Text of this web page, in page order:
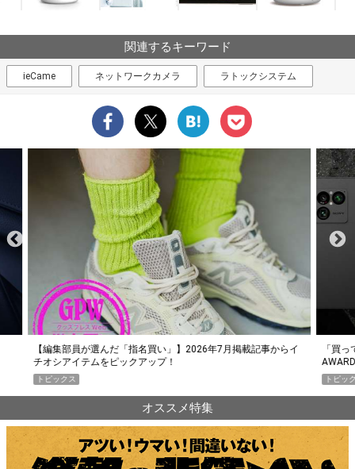
関連するキーワード
ieCame ネットワークカメラ ラトックシステム
「買って損なし」の極上スマホ5選【GoodsPress 2026上半期
AWARD】
トピックス
薄着
PR
オススメ特集